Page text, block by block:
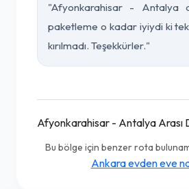
"Afyonkarahisar - Antalya
paketleme o kadar iyiydi ki
kırılmadı. Teşekkürler."
Afyonkarahisar - Antalya Arası
Bu bölge için benzer rota
Ankara evden eve